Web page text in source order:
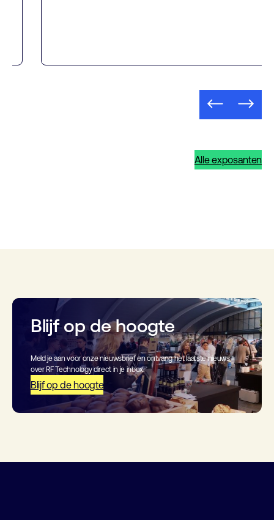
Alle exposanten
Blijf op de hoogte
Meld je aan voor onze nieuwsbrief en ontvang het laatste nieuws
over RF Technology direct in je inbox.
Blijf op de hoogte